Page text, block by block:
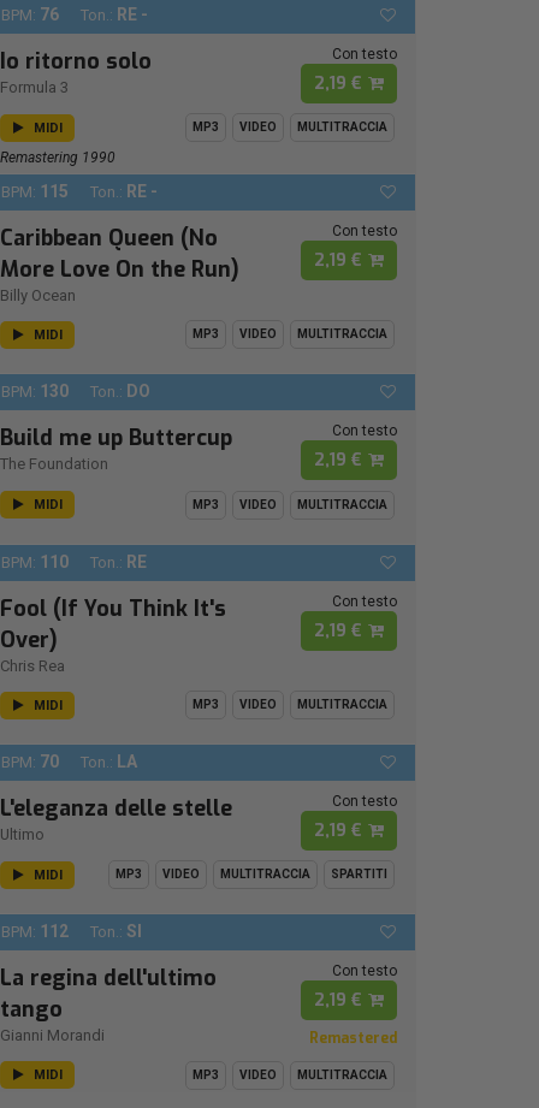
BPM: 76 Ton.: RE -
Io ritorno solo
Formula 3
Con testo
2,19 €
MIDI MP3 VIDEO MULTITRACCIA
Remastering 1990
BPM: 115 Ton.: RE -
Caribbean Queen (No
More Love On the Run)
Billy Ocean
Con testo
2,19 €
MIDI MP3 VIDEO MULTITRACCIA
BPM: 130 Ton.: DO
Build me up Buttercup
The Foundation
Con testo
2,19 €
MIDI MP3 VIDEO MULTITRACCIA
BPM: 110 Ton.: RE
Fool (If You Think It's
Over)
Chris Rea
Con testo
2,19 €
MIDI MP3 VIDEO MULTITRACCIA
BPM: 70 Ton.: LA
L'eleganza delle stelle
Ultimo
Con testo
2,19 €
MIDI MP3 VIDEO MULTITRACCIA SPARTITI
BPM: 112 Ton.: SI
La regina dell'ultimo
tango
Gianni Morandi
Con testo
2,19 €
Remastered
MIDI MP3 VIDEO MULTITRACCIA